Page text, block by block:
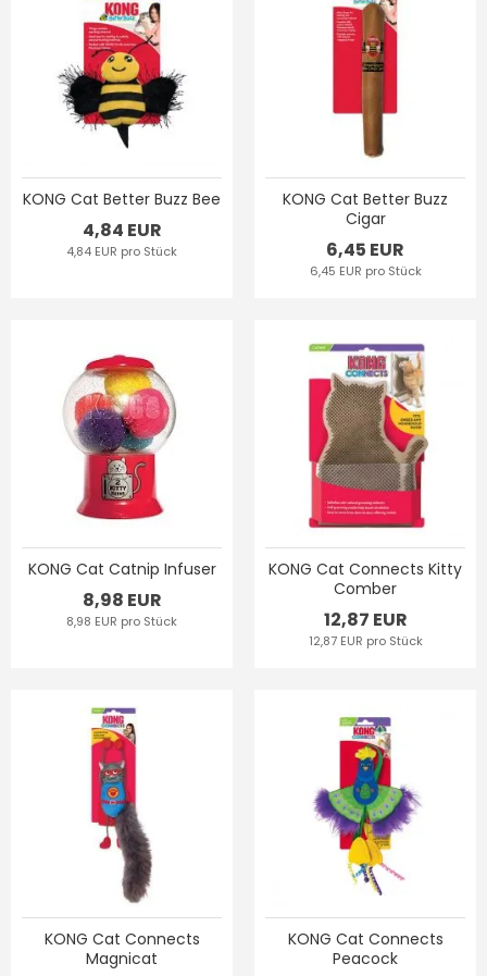
KONG Cat Better Buzz Bee
4,84 EUR
4,84 EUR pro Stück
KONG Cat Better Buzz
Cigar
6,45 EUR
6,45 EUR pro Stück
KONG Cat Catnip Infuser
8,98 EUR
8,98 EUR pro Stück
KONG Cat Connects Kitty
Comber
12,87 EUR
12,87 EUR pro Stück
KONG Cat Connects
Magnicat
KONG Cat Connects
Peacock